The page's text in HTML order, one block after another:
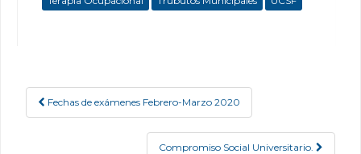
Post navigation
Fechas de exámenes Febrero-Marzo 2020
Compromiso Social Universitario.